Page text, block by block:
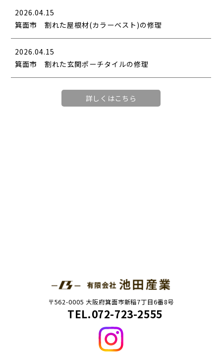
2026.04.15
箕面市 割れた屋根材(カラーベスト)の修理
2026.04.15
箕面市 割れた玄関ポーチタイルの修理
詳しくはこちら
〒562-0005 大阪府箕面市新稲7丁目6番8号
TEL.072-723-2555